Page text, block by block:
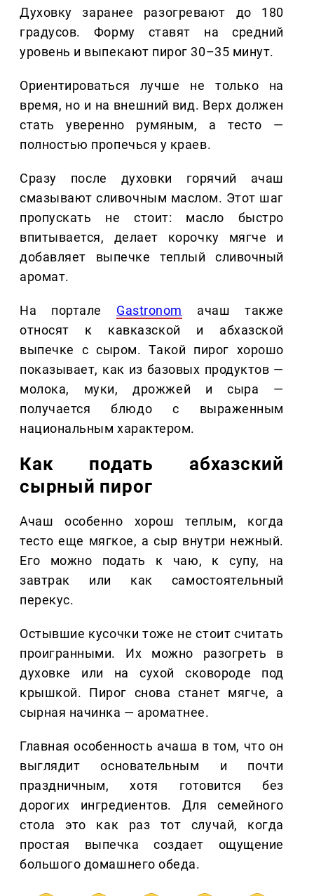
Духовку заранее разогревают до 180
градусов. Форму ставят на средний
уровень и выпекают пирог 30–35 минут.
Ориентироваться лучше не только на
время, но и на внешний вид. Верх должен
стать уверенно румяным, а тесто —
полностью пропечься у краев.
Сразу после духовки горячий ачаш
смазывают сливочным маслом. Этот шаг
пропускать не стоит: масло быстро
впитывается, делает корочку мягче и
добавляет выпечке теплый сливочный
аромат.
На портале Gastronom ачаш также
относят к кавказской и абхазской
выпечке с сыром. Такой пирог хорошо
показывает, как из базовых продуктов —
молока, муки, дрожжей и сыра —
получается блюдо с выраженным
национальным характером.
Как подать абхазский
сырный пирог
Ачаш особенно хорош теплым, когда
тесто еще мягкое, а сыр внутри нежный.
Его можно подать к чаю, к супу, на
завтрак или как самостоятельный
перекус.
Остывшие кусочки тоже не стоит считать
проигранными. Их можно разогреть в
духовке или на сухой сковороде под
крышкой. Пирог снова станет мягче, а
сырная начинка — ароматнее.
Главная особенность ачаша в том, что он
выглядит основательным и почти
праздничным, хотя готовится без
дорогих ингредиентов. Для семейного
стола это как раз тот случай, когда
простая выпечка создает ощущение
большого домашнего обеда.